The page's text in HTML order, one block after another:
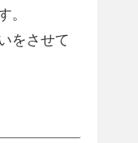
。
をさせて